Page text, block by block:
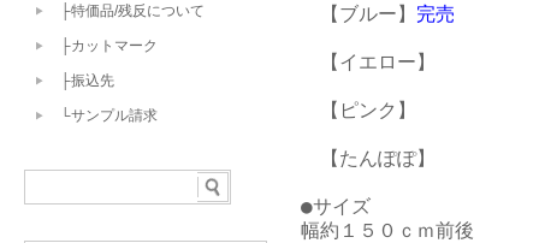
【ブルー】 完売
【イエロー】
【ピンク】
【たんぽぽ】
●サイズ
幅約１５０ｃｍ前後
├特価品/残反について
├カットマーク
├振込先
└サンプル請求